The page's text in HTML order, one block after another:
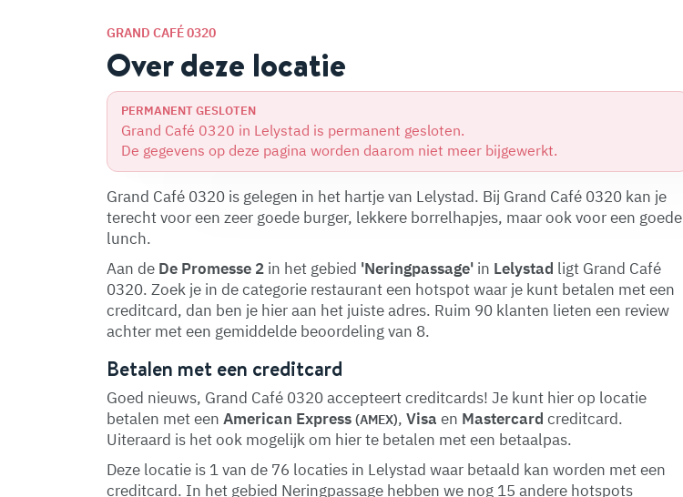
GRAND CAFÉ 0320
Over deze locatie
PERMANENT GESLOTEN
Grand Café 0320 in Lelystad is permanent gesloten.
De gegevens op deze pagina worden daarom niet meer bijgewerkt.
Grand Café 0320 is gelegen in het hartje van Lelystad. Bij Grand Café 0320 kan je
terecht voor een zeer goede burger, lekkere borrelhapjes, maar ook voor een goede
lunch.
Aan de De Promesse 2 in het gebied 'Neringpassage' in Lelystad ligt Grand Café
0320. Zoek je in de categorie restaurant een hotspot waar je kunt betalen met een
creditcard, dan ben je hier aan het juiste adres. Ruim 90 klanten lieten een review
achter met een gemiddelde beoordeling van 8.
Betalen met een creditcard
Goed nieuws, Grand Café 0320 accepteert creditcards! Je kunt hier op locatie
betalen met een American Express (AMEX), Visa en Mastercard creditcard.
Uiteraard is het ook mogelijk om hier te betalen met een betaalpas.
Deze locatie is 1 van de 76 locaties in Lelystad waar betaald kan worden met een
creditcard. In het gebied Neringpassage hebben we nog 15 andere hotspots